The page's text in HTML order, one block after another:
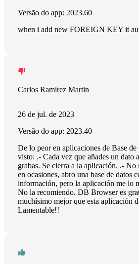
Versão do app: 2023.60
when i add new FOREIGN KEY it
Carlos Ramirez Martin
26 de jul. de 2023
Versão do app: 2023.40
De lo peor en aplicaciones de Base de
visto: .- Cada vez que añades un dato
grabas. Se cierra a la aplicación. .- No
en ocasiones, abro una base de datos
información, pero la aplicación me lo
No la recomiendo. DB Browser es
muchísimo mejor que esta aplicación
Lamentable!!